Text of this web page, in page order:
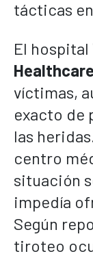
tácticas
El hospital
Healthcare
víctimas,
exacto de
las
centro
situación
impedía
Según
tiroteo